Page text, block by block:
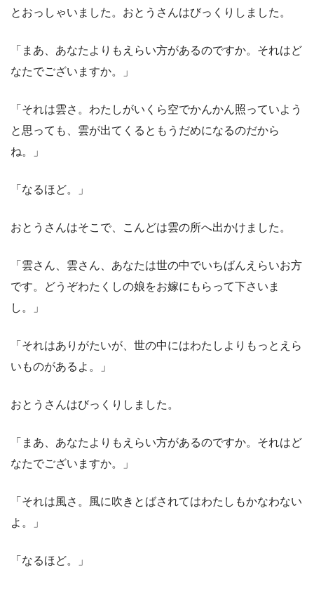
とおっしゃいました。おとうさんはびっくりしました。
「まあ、あなたよりもえらい方があるのですか。それはど
なたでございますか。」
「それは雲さ。わたしがいくら空でかんかん照っていよう
と思っても、雲が出てくるともうだめになるのだから
ね。」
「なるほど。」
おとうさんはそこで、こんどは雲の所へ出かけました。
「雲さん、雲さん、あなたは世の中でいちばんえらいお方
です。どうぞわたくしの娘をお嫁にもらって下さいま
し。」
「それはありがたいが、世の中にはわたしよりもっとえら
いものがあるよ。」
おとうさんはびっくりしました。
「まあ、あなたよりもえらい方があるのですか。それはど
なたでございますか。」
「それは風さ。風に吹きとばされてはわたしもかなわない
よ。」
「なるほど。」